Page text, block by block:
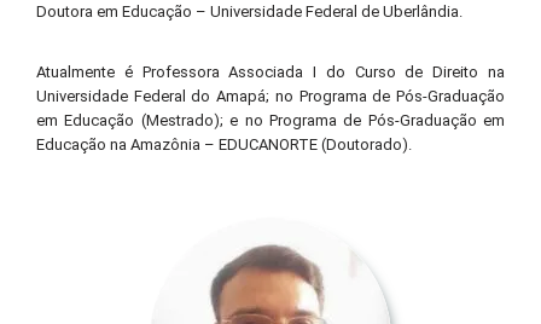
Doutora em Educação – Universidade Federal de Uberlândia.
Atualmente é Professora Associada I do Curso de Direito na
Universidade Federal do Amapá; no Programa de Pós-Graduação
em Educação (Mestrado); e no Programa de Pós-Graduação em
Educação na Amazônia – EDUCANORTE (Doutorado).